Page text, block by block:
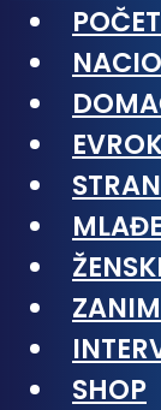
SHOP